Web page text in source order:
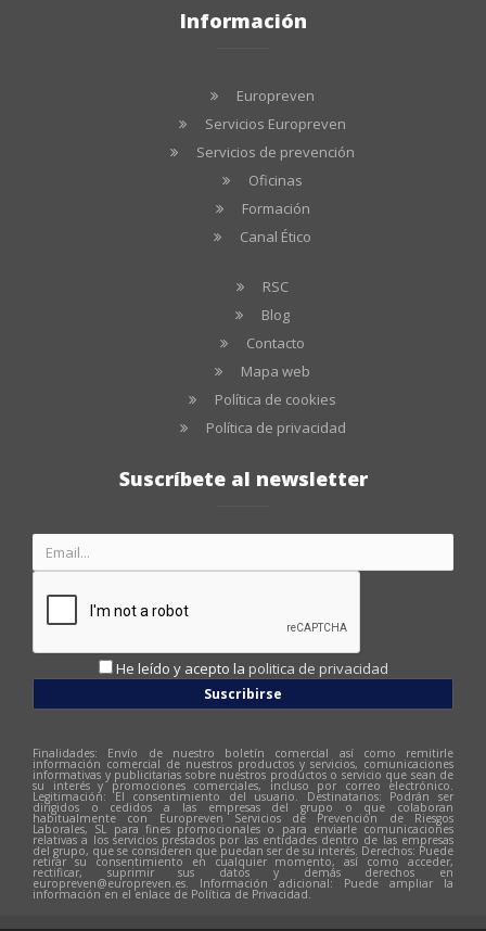
Información
Europreven
Servicios Europreven
Servicios de prevención
Oficinas
Formación
Canal Ético
RSC
Blog
Contacto
Mapa web
Política de cookies
Política de privacidad
Suscríbete al newsletter
He leído y acepto la politica de privacidad
Suscribirse
Finalidades: Envío de nuestro boletín comercial así como remitirle
información comercial de nuestros productos y servicios, comunicaciones
informativas y publicitarias sobre nuestros productos o servicio que sean de
su interés y promociones comerciales, incluso por correo electrónico.
Legitimación: El consentimiento del usuario. Destinatarios: Podrán ser
dirigidos o cedidos a las empresas del grupo o que colaboran
habitualmente con Europreven Servicios de Prevención de Riesgos
Laborales, SL para fines promocionales o para enviarle comunicaciones
relativas a los servicios prestados por las entidades dentro de las empresas
del grupo, que se consideren que puedan ser de su interés. Derechos: Puede
retirar su consentimiento en cualquier momento, así como acceder,
rectificar, suprimir sus datos y demás derechos en
europreven@europreven.es. Información adicional: Puede ampliar la
información en el enlace de Política de Privacidad.